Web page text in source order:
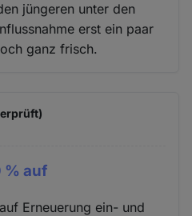
jüngeren unter den
erst ein paar
ganz frisch.
% auf
Erneuerung ein- und